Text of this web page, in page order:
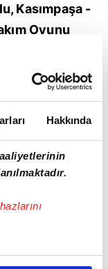
Hakkında
özel
Kasımpaşa -
Oyunu
bulundu.